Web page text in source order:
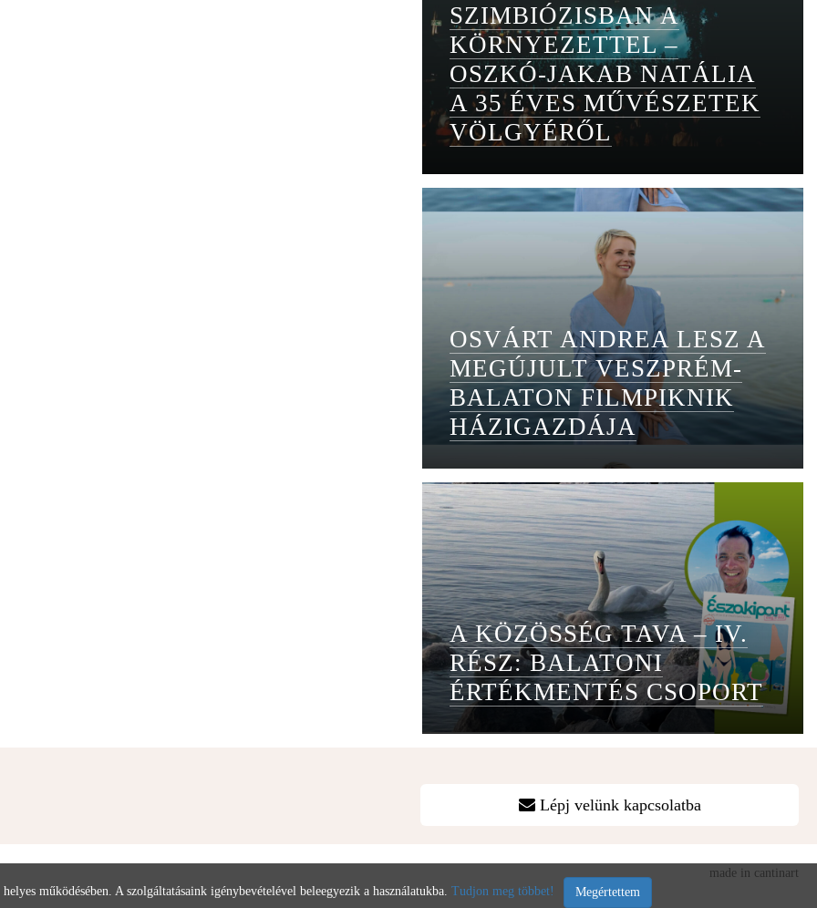
SZIMBIÓZISBAN A
KÖRNYEZETTEL –
OSZKÓ-JAKAB NATÁLIA
A 35 ÉVES MŰVÉSZETEK
VÖLGYÉRŐL
OSVÁRT ANDREA LESZ A
MEGÚJULT VESZPRÉM-
BALATON FILMPIKNIK
HÁZIGAZDÁJA
A KÖZÖSSÉG TAVA – IV.
RÉSZ: BALATONI
ÉRTÉKMENTÉS CSOPORT
Lépj velünk kapcsolatba
made in cantinart
működésében. A szolgáltatásaink igénybevételével beleegyezik a használatukba. Tudjon meg többet! Megértettem